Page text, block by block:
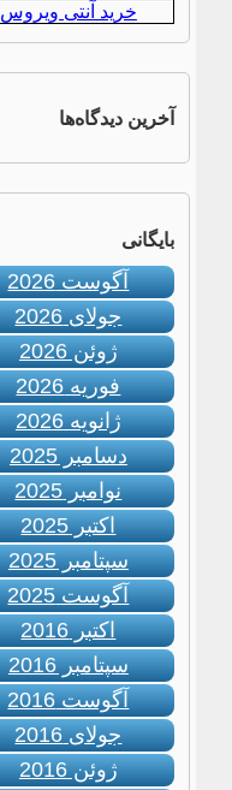
خرید آنتی ویروس
آخرین دیدگاه‌ها
بایگانی
آگوست 2026
جولای 2026
ژوئن 2026
فوریه 2026
ژانویه 2026
دسامبر 2025
نوامبر 2025
اکتبر 2025
سپتامبر 2025
آگوست 2025
اکتبر 2016
سپتامبر 2016
آگوست 2016
جولای 2016
ژوئن 2016